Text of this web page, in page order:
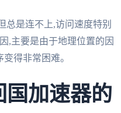
总是连不上,访问速度特别
,主要是由于地理位置的因
得非常困难。
国加速器的